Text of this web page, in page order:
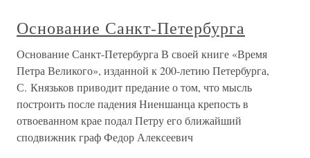
Основание Санкт-Петербурга
Основание Санкт-Петербурга В своей книге «Время
Петра Великого», изданной к 200-летию Петербурга,
С. Князьков приводит предание о том, что мысль
построить после падения Ниеншанца крепость в
отвоеванном крае подал Петру его ближайший
сподвижник граф Федор Алексеевич